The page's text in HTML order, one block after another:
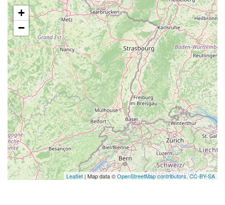
+
−
Leaflet| Map data ©OpenStreetMap contributors,CC-BY-SA